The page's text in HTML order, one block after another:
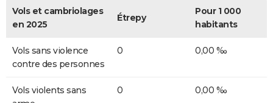
Vols et cambriolages
en 2025
Étrepy
Pour 1 000
habitants
Vols sans violence
contre des personnes
0 0,00 ‰
Vols violents sans
0 0,00 ‰